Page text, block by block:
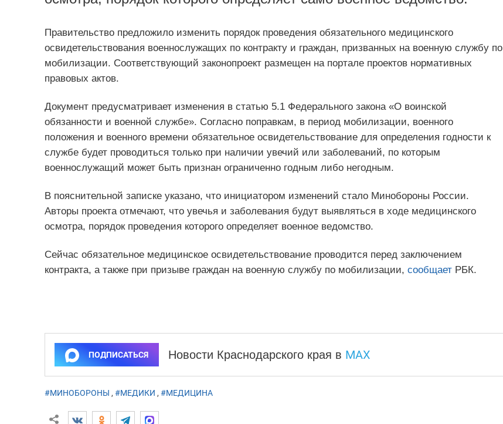
Правительство предложило изменить порядок проведения обязательного медицинского
освидетельствования военнослужащих по контракту и граждан, призванных на военную службу по
мобилизации. Соответствующий законопроект размещен на портале проектов нормативных
правовых актов.
Документ предусматривает изменения в статью 5.1 Федерального закона «О воинской
обязанности и военной службе». Согласно поправкам, в период мобилизации, военного
положения и военного времени обязательное освидетельствование для определения годности к
службе будет проводиться только при наличии увечий или заболеваний, по которым
военнослужащий может быть признан ограниченно годным либо негодным.
В пояснительной записке указано, что инициатором изменений стало Минобороны России.
Авторы проекта отмечают, что увечья и заболевания будут выявляться в ходе медицинского
осмотра, порядок проведения которого определяет военное ведомство.
Сейчас обязательное медицинское освидетельствование проводится перед заключением
контракта, а также при призыве граждан на военную службу по мобилизации, сообщаетРБК.
ПОДПИСАТЬСЯ Новости Краснодарского края в MAX
#МИНОБОРОНЫ , #МЕДИКИ , #МЕДИЦИНА